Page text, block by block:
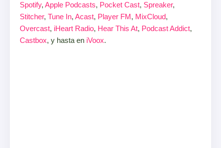
Spotify, Apple Podcasts, Pocket Cast, Spreaker,
Stitcher, Tune In, Acast, Player FM, MixCloud,
Overcast, iHeart Radio, Hear This At, Podcast Addict,
Castbox, y hasta en iVoox.